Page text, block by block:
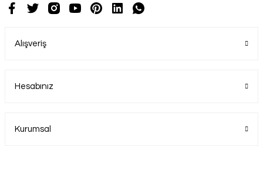
Alışveriş
Hesabınız
Kurumsal